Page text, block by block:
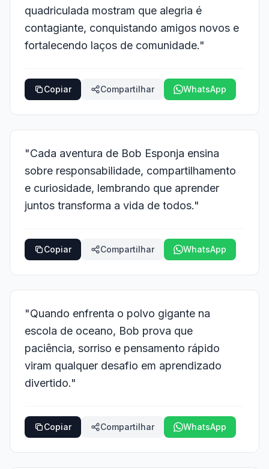
quadriculada mostram que alegria é
contagiante, conquistando amigos novos e
fortalecendo laços de comunidade."
Copiar Compartilhar WhatsApp
"Cada aventura de Bob Esponja ensina
sobre responsabilidade, compartilhamento
e curiosidade, lembrando que aprender
juntos transforma a vida de todos."
Copiar Compartilhar WhatsApp
"Quando enfrenta o polvo gigante na
escola de oceano, Bob prova que
paciência, sorriso e pensamento rápido
viram qualquer desafio em aprendizado
divertido."
Copiar Compartilhar WhatsApp